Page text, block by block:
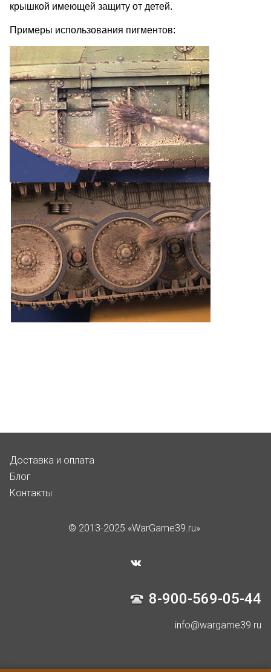
крышкой имеющей защиту от детей.
Примеры использования пигментов:
Доставка и оплата
Блог
Контакты
© 2013-2025 «WarGame39.ru»
8-900-569-05-44
info@wargame39.ru